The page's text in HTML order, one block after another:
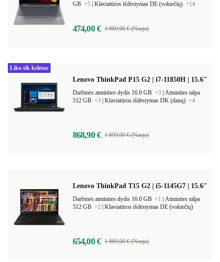
GB +5 Klaviatūros išdėstymas DE (vokiečių) +14
474,00 € 1 869,00 € (Nauja)
Lenovo ThinkPad P15 G2 | i7-11850H | 15.6"
Darbinės atminties dydis 16.0 GB +3 Atminties talpa
512 GB +3 Klaviatūros išdėstymas DK (danų) +4
868,90 € 1 899,00 € (Nauja)
Liko tik keletas
Lenovo ThinkPad T15 G2 | i5-1145G7 | 15.6"
Darbinės atminties dydis 16.0 GB +1
Atminties talpa
512 GB +2 Klaviatūros išdėstymas DE (vokiečių)
654,00 € 1 889,00 € (Nauja)